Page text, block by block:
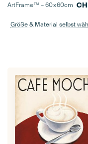
ArtFrame™ –60×60cm
Größe & Material selbst